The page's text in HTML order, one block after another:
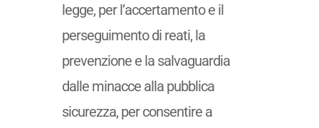
legge, per l’accertamento e il
perseguimento di reati, la
prevenzione e la salvaguardia
dalle minacce alla pubblica
sicurezza, per consentire a